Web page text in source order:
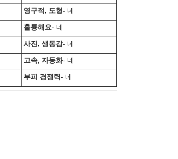
영구적, 도형- 네
훌륭해요- 네
사진, 생동감- 네
고속, 자동화- 네
부피 경쟁력- 네